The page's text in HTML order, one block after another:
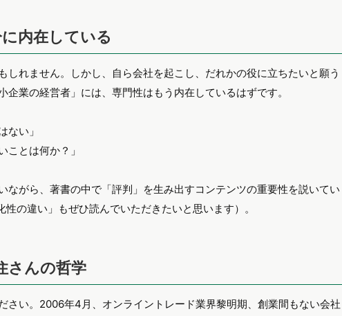
内在している
しれません。しかし、自ら会社を起こし、だれかの役に立ちたいと願う
業の経営者」には、専門性はもう内在しているはずです。
ない」
ことは何か？」
ながら、著書の中で「評判」を生み出すコンテンツの重要性を説いてい
の違い」もぜひ読んでいただきたいと思います）。
さんの哲学
さい。2006年4月、オンライントレード業界黎明期、創業間もない会社